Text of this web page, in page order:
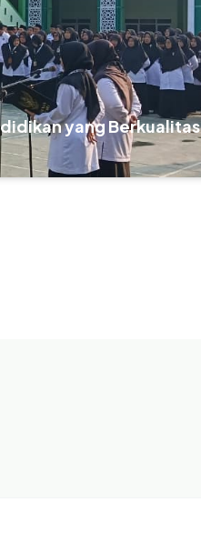
yang Berkualitas